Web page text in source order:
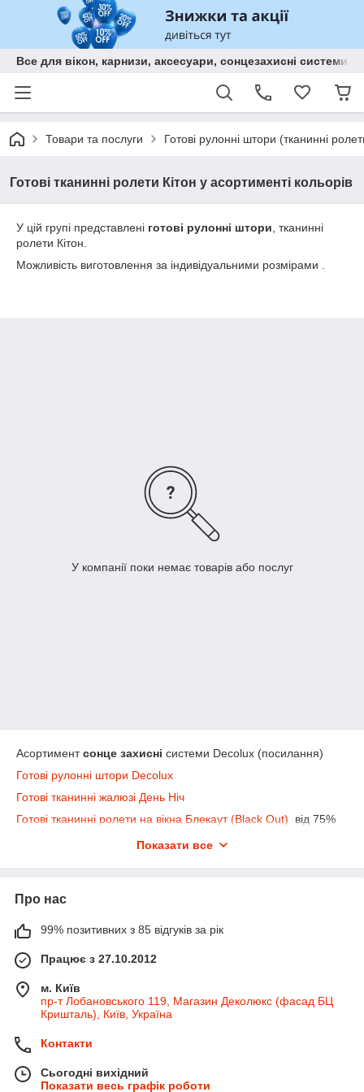
Все для вікон, карнизи, аксесуари, сонцезахисні
Товари та послуги Готові рулонні штори (тканинні
Готові тканинні ролети Кітон у асортименті кольорів
У цій групі представлені готові рулонні штори , тканинні
ролети Кітон.
Можливість виготовлення за індивідуальними розмірами .
У компанії поки немає товарів або послуг
Асортиментсонце захисні системи Decolux (посилання)
Готові рулонні штори Decolux
Готові тканинні жалюзі День Ніч
Готові тканинні ролети на вікна Блекаут (Black Out) від 75%
Асортимент
Карнизи для штор від Decolux (посилання)
Карнизиметалевіковані діаметр
Карнизи
Карнизидля шторСкарлайн
комплект
карнизи для штормоторизовані
Показати все
Про нас
99% позитивних з 85 відгуків за рік
Працює з 27.10.2012
м. Київ
пр-т Лобановського 119, Магазин Деколюкс (фасад БЦ
Кришталь), Київ, Україна
Контакти
Сьогодні вихідний
Показати весь графік роботи